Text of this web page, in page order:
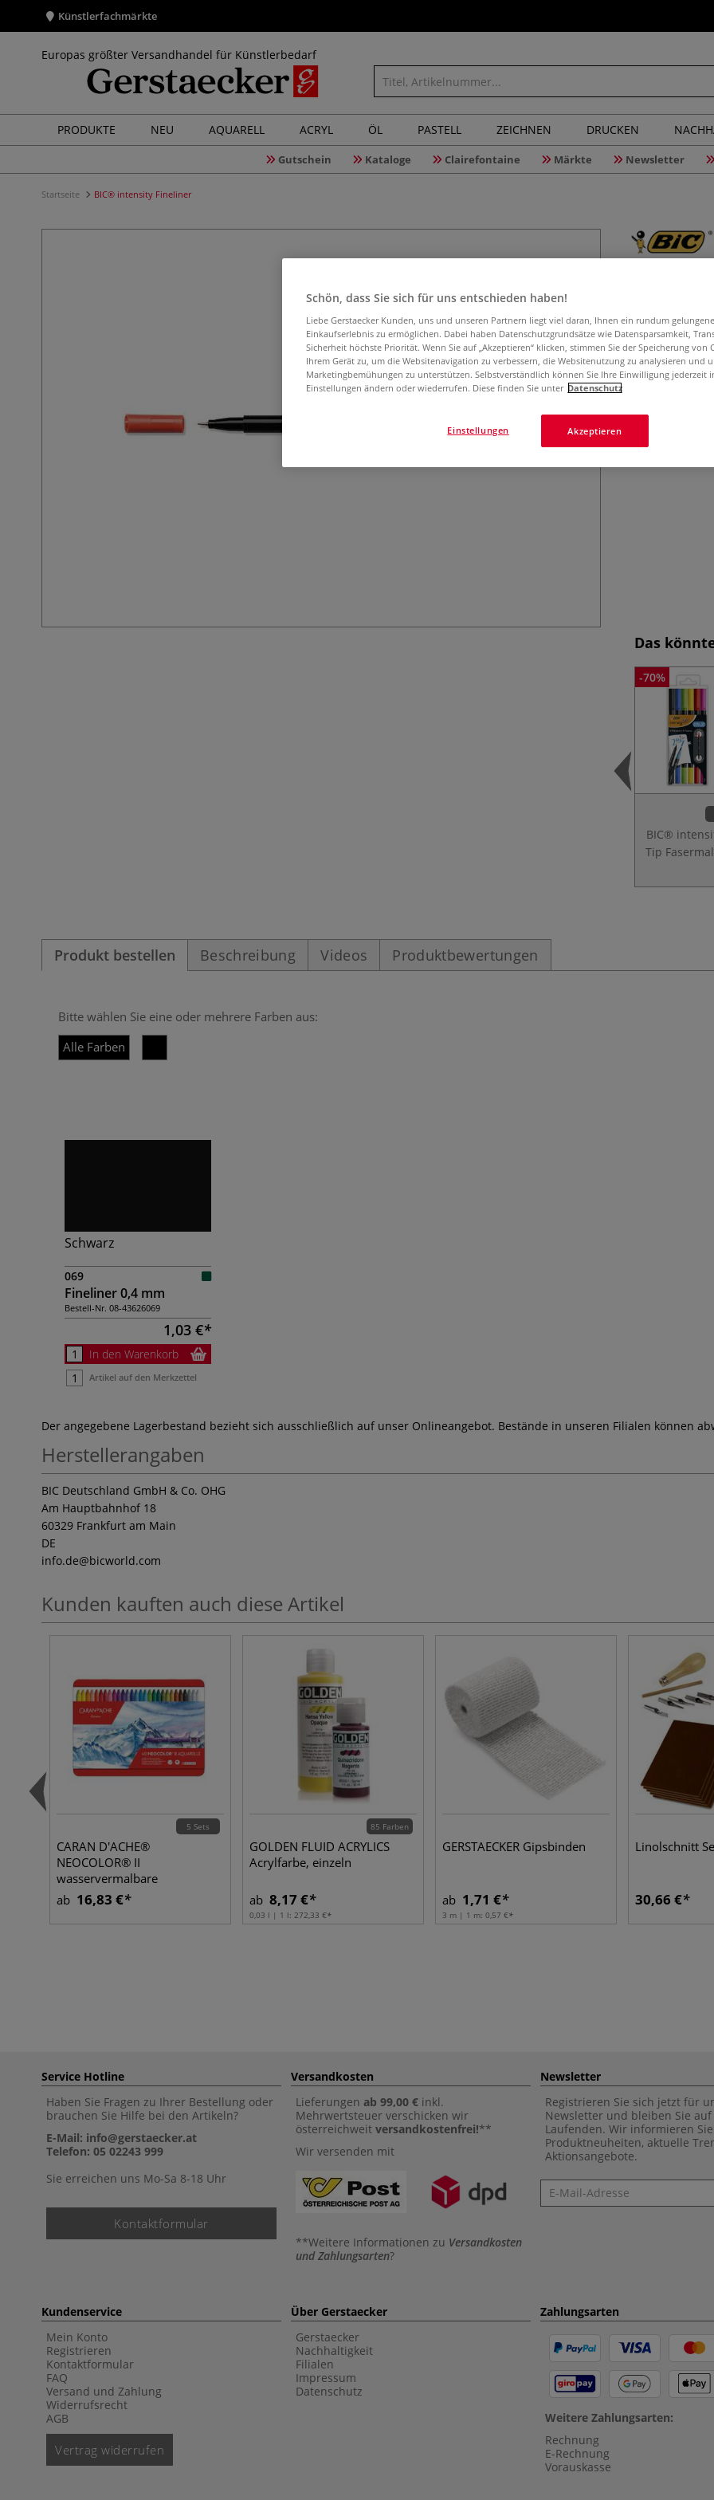
Künstlerfachmärkte
Europas größter Versandhandel für Künstlerbedarf
PRODUKTE NEU AQUARELL ACRYL ÖL PASTELL ZEICHNEN DRUCKEN
Gutschein Kataloge Clairefontaine Märkte Newsletter
Startseite BIC® intensity Fineliner
BIC®
BIC® intensity
Gehäuse in
Das
-70%
BIC®
Tip
Produkt bestellen Beschreibung Videos Produktbewertungen
Bitte wählen Sie eine oder mehrere Farben aus:
Alle Farben
Schwarz
069
Fineliner 0,4 mm
Bestell-Nr. 08-43626069
1,03 €
In den Warenkorb
Artikel auf den Merkzettel
Der angegebene Lagerbestand bezieht sich ausschließlich auf unser Onlineangebot. Bestände in unseren Filialen können
Herstellerangaben
BIC Deutschland GmbH & Co. OHG
Am Hauptbahnhof 18
60329 Frankfurt am Main
DE
info.de@bicworld.com
Kunden kauften auch diese Artikel
5 Sets
CARAN D'ACHE®
NEOCOLOR® II
wasservermalbare
Wachspastelle, Metall-Etuis
ab 16,83 €
85 Farben
GOLDEN FLUID ACRYLICS
Acrylfarbe, einzeln
ab 8,17 €
0,03 l | 1 l: 272,33 €
GERSTAECKER Gipsbinden
ab 1,71 €
3 m | 1 m: 0,57 €
Linolschnitt
30,66 €
Service Hotline
Haben Sie Fragen zu Ihrer Bestellung oder
brauchen Sie Hilfe bei den Artikeln?
E-Mail: info@gerstaecker.at
Telefon: 05 02243 999
Sie erreichen uns Mo-Sa 8-18 Uhr
Kontaktformular
Versandkosten
Lieferungen ab 99,00 € inkl.
Mehrwertsteuer verschicken wir
österreichweit versandkostenfrei!**
Wir versenden mit
**Weitere Informationen zu Versandkosten
und Zahlungsarten?
Newsletter
Registrieren Sie sich jetzt für
Newsletter und bleiben Sie auf
Laufenden. Wir informieren
Produktneuheiten, aktuelle
Aktionsangebote.
Newsletter
Kundenservice
Mein Konto
Registrieren
Kontaktformular
FAQ
Versand und Zahlung
Widerrufsrecht
AGB
Vertrag widerrufen
Über Gerstaecker
Gerstaecker
Nachhaltigkeit
Filialen
Impressum
Datenschutz
Zahlungsarten
Weitere Zahlungsarten:
Rechnung
E-Rechnung
Vorauskasse
Schön, dass Sie sich für uns entschieden haben!
Liebe Gerstaecker Kunden, uns und unseren Partnern liegt viel daran, Ihnen ein rundum
Einkaufserlebnis zu ermöglichen. Dabei haben Datenschutzgrundsätze wie Datensparsamkeit,
Sicherheit höchste Priorität. Wenn Sie auf „Akzeptieren“ klicken, stimmen Sie der Speicherung von
Ihrem Gerät zu, um die Websitenavigation zu verbessern, die Websitenutzung zu analysieren und
Marketingbemühungen zu unterstützen. Selbstverständlich können Sie Ihre Einwilligung jederzeit
Einstellungen ändern oder wiederrufen. Diese finden Sie unter Datenschutz
Akzeptieren
Einstellungen